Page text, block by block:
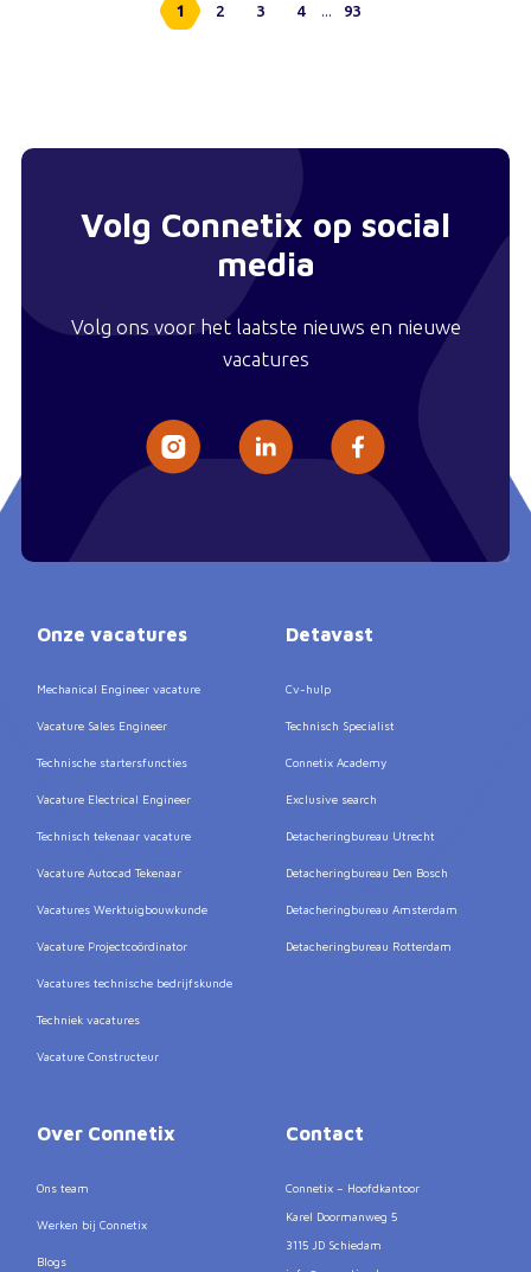
1 2 3 4 ... 93
Volg Connetix op social
media
Volg ons voor het laatste nieuws en nieuwe
vacatures
Onze vacatures
Mechanical Engineer vacature
Vacature Sales Engineer
Technische startersfuncties
Vacature Electrical Engineer
Technisch tekenaar vacature
Vacature Autocad Tekenaar
Vacatures Werktuigbouwkunde
Vacature Projectcoördinator
Vacatures technische bedrijfskunde
Techniek vacatures
Vacature Constructeur
Detavast
Cv-hulp
Technisch Specialist
Connetix Academy
Exclusive search
Detacheringbureau Utrecht
Detacheringbureau Den Bosch
Detacheringbureau Amsterdam
Detacheringbureau Rotterdam
Over Connetix
Ons team
Werken bij Connetix
Blogs
Contact
Connetix – Hoofdkantoor
Karel Doormanweg 5
3115 JD Schiedam